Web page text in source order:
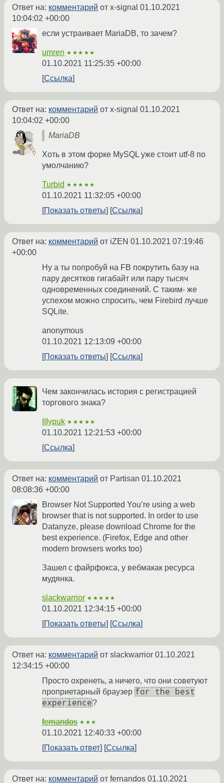
Ответ на: комментарий от x-signal 01.10.2021
10:04:02 +00:00
если устраивает MariaDB, то зачем?
umren ★★★★★
01.10.2021 11:25:35 +00:00
Ссылка
Ответ на: комментарий от x-signal 01.10.2021
10:04:02 +00:00
MariaDB
Хоть в этом форке MySQL уже стоит utf-8 по
умолчанию?
Turbid ★★★★★
01.10.2021 11:32:05 +00:00
Показать ответы
Ссылка
Ответ на: комментарий от iZEN 01.10.2021 07:19:46
+00:00
Ну а ты попробуй на FB покрутить базу на
пару десятков гигабайт или пару тысяч
одновременных соединений. С таким- же
успехом можно спросить, чем Firebird лучше
SQLite.
anonymous
01.10.2021 12:13:09 +00:00
Показать ответы
Ссылка
Чем закончилась история с регистрацией
торгового знака?
IIIypuk ★★★★★
01.10.2021 12:21:53 +00:00
Ссылка
Ответ на: комментарий от Partisan 01.10.2021
08:08:36 +00:00
Browser Not Supported You’re using a web
browser that is not supported. In order to use
Datanyze, please download Chrome for the
best experience. (Firefox, Edge and other
modern browsers works too)
Зашел с файрфокса, у вебмакак ресурса
мудянка.
slackwarrior ★★★★★
01.10.2021 12:34:15 +00:00
Показать ответы
Ссылка
Ответ на: комментарий от slackwarrior 01.10.2021
12:34:15 +00:00
Просто охренеть, а ничего, что они советуют
проприетарный браузер for the best
experience?
fernandos ★★★
01.10.2021 12:40:33 +00:00
Показать ответ
Ссылка
Ответ на: комментарий от fernandos 01.10.2021